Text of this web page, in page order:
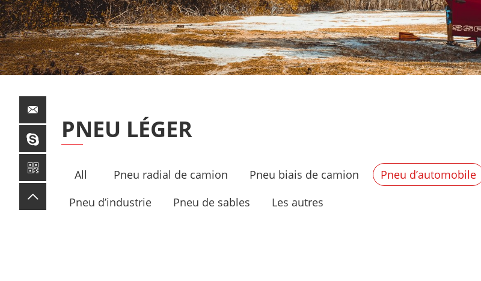
PNEU LÉGER
All Pneu radial de camion Pneu biais de camion Pneu d’automobile
Pneu d’industrie
Pneu de sables Les autres